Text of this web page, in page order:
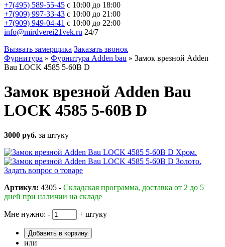
+7(495) 589-55-45 с 10:00 до 18:00
+7(909) 997-33-43 с 10:00 до 21:00
+7(909) 949-04-41 с 10:00 до 22:00
info@mirdverei21vek.ru 24/7
Вызвать замерщика Заказать звонок
Фурнитура » Фурнитура Adden bau » Замок врезной Adden
Bau LOCK 4585 5-60B D
Замок врезной Adden Bau
LOCK 4585 5-60B D
3000 руб. за штуку
Задать вопрос о товаре
Артикул: 4305 - Складская программа, доставка от 2 до 5
дней при наличии на складе
Мне нужно: - + штуку
Добавить в корзину
или